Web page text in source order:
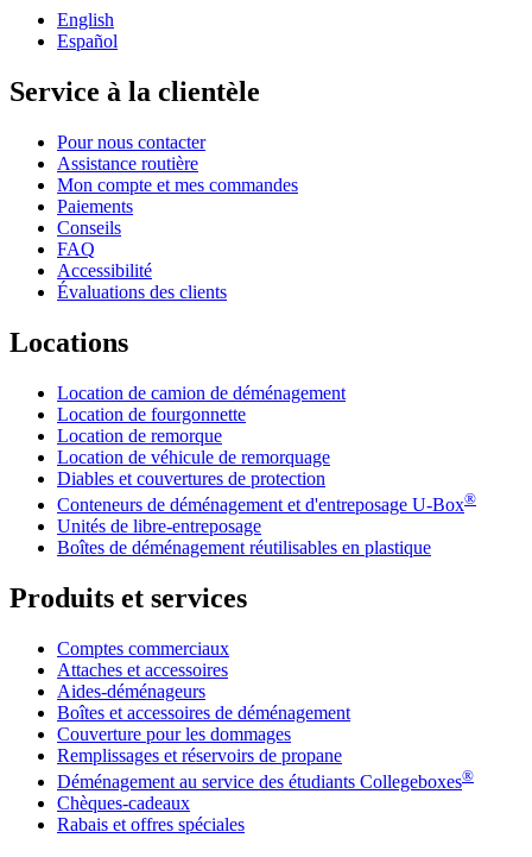
English
Español
Service à la clientèle
Pour nous contacter
Assistance routière
Mon compte et mes commandes
Paiements
Conseils
FAQ
Accessibilité
Évaluations des clients
Locations
Location de camion de déménagement
Location de fourgonnette
Location de remorque
Location de véhicule de remorquage
Diables et couvertures de protection
Conteneurs de déménagement et d'entreposage U-Box®
Unités de libre-entreposage
Boîtes de déménagement réutilisables en plastique
Produits et services
Comptes commerciaux
Attaches et accessoires
Aides-déménageurs
Boîtes et accessoires de déménagement
Couverture pour les dommages
Remplissages et réservoirs de propane
Déménagement au service des étudiants Collegeboxes®
Chèques-cadeaux
Rabais et offres spéciales